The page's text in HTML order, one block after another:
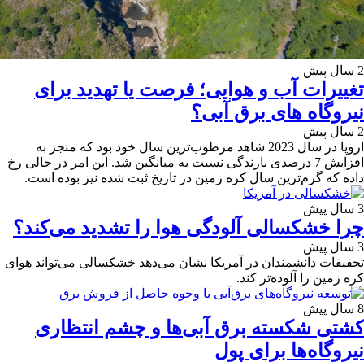
2 سال پیش
تغییرات آب و هوایی؛ فرصت یا تهدید برای
نیروگاه های برق آبی؟
2 سال پیش
اروپا در سال 2023 شاهد مرطوب‌ترین سال خود بود که منجر به
افزایش 7 درصدی بارندگی نسبت به میانگین شد. این امر در حالی رخ
داده که گرم‌ترین سال کره زمین در تاریخ ثبت شده نیز بوده است.
3 سال پیش
چرا خشکسالی آلودگی هوا را تشدید می‌کند؟
3 سال پیش
تحقیقات دانشمندان در آمریکا نشان می‌دهد خشکسالی می‌تواند هوای
کره زمین را آلوده‌تر کند.
8 سال پیش
کشتی شکسته برق‌ آبی‌ها و چشم انتظاری
نیروگاه‌ها برای پول